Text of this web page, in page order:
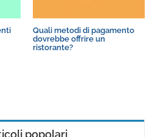
Quali metodi di pagamento
dovrebbe offrire un
ristorante?
popolari